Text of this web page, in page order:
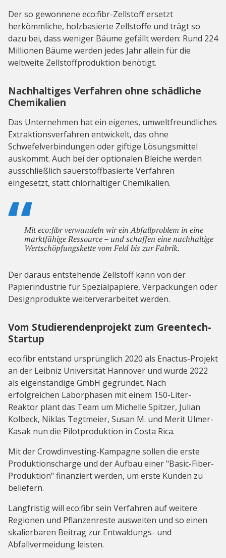
Der so gewonnene eco:fibr-Zellstoff ersetzt
herkömmliche, holzbasierte Zellstoffe und trägt so
dazu bei, dass weniger Bäume gefällt werden: Rund 224
Millionen Bäume werden jedes Jahr allein für die
weltweite Zellstoffproduktion benötigt.
Nachhaltiges Verfahren ohne schädliche
Chemikalien
Das Unternehmen hat ein eigenes, umweltfreundliches
Extraktionsverfahren entwickelt, das ohne
Schwefelverbindungen oder giftige Lösungsmittel
auskommt. Auch bei der optionalen Bleiche werden
ausschließlich sauerstoffbasierte Verfahren
eingesetzt, statt chlorhaltiger Chemikalien.
Mit eco:fibr verwandeln wir ein Abfallproblem in eine
marktfähige Ressource – und schaffen eine nachhaltige
Wertschöpfungskette vom Feld bis zur Fabrik.
Der daraus entstehende Zellstoff kann von der
Papierindustrie für Spezialpapiere, Verpackungen oder
Designprodukte weiterverarbeitet werden.
Vom Studierendenprojekt zum Greentech-
Startup
eco:fibr entstand ursprünglich 2020 als Enactus-Projekt
an der Leibniz Universität Hannover und wurde 2022
als eigenständige GmbH gegründet. Nach
erfolgreichen Laborphasen mit einem 150-Liter-
Reaktor plant das Team um Michelle Spitzer, Julian
Kolbeck, Niklas Tegtmeier, Susan M. und Merit Ulmer-
Kasak nun die Pilotproduktion in Costa Rica.
Mit der Crowdinvesting-Kampagne sollen die erste
Produktionscharge und der Aufbau einer "Basic-Fiber-
Produktion" finanziert werden, um erste Kunden zu
beliefern.
Langfristig will eco:fibr sein Verfahren auf weitere
Regionen und Pflanzenreste ausweiten und so einen
skalierbaren Beitrag zur Entwaldungs- und
Abfallvermeidung leisten.